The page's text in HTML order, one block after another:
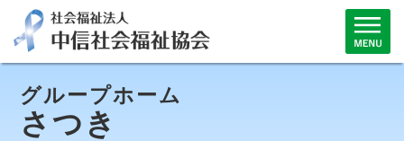
グループホーム
さつき